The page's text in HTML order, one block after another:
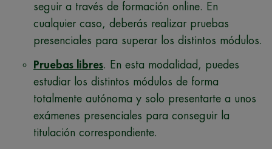
seguir a través de formación online. En
cualquier caso, deberás realizar pruebas
presenciales para superar los distintos módulos.
Pruebas libres. En esta modalidad, puedes
estudiar los distintos módulos de forma
totalmente autónoma y solo presentarte a unos
exámenes presenciales para conseguir la
titulación correspondiente.